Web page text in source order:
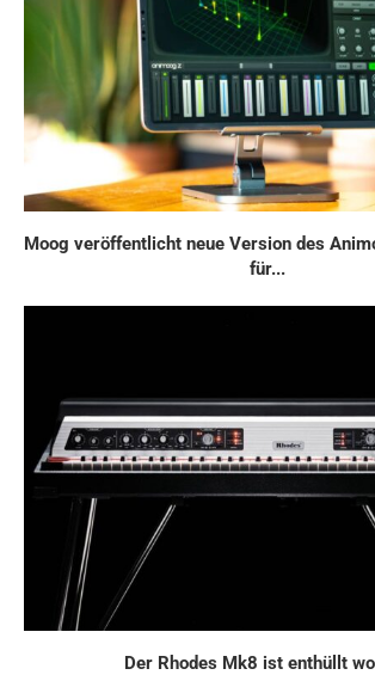
Moog veröffentlicht neue Version des
für...
Der Rhodes Mk8 ist enthüllt